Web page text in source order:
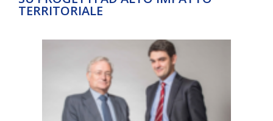
TERRITORIALE